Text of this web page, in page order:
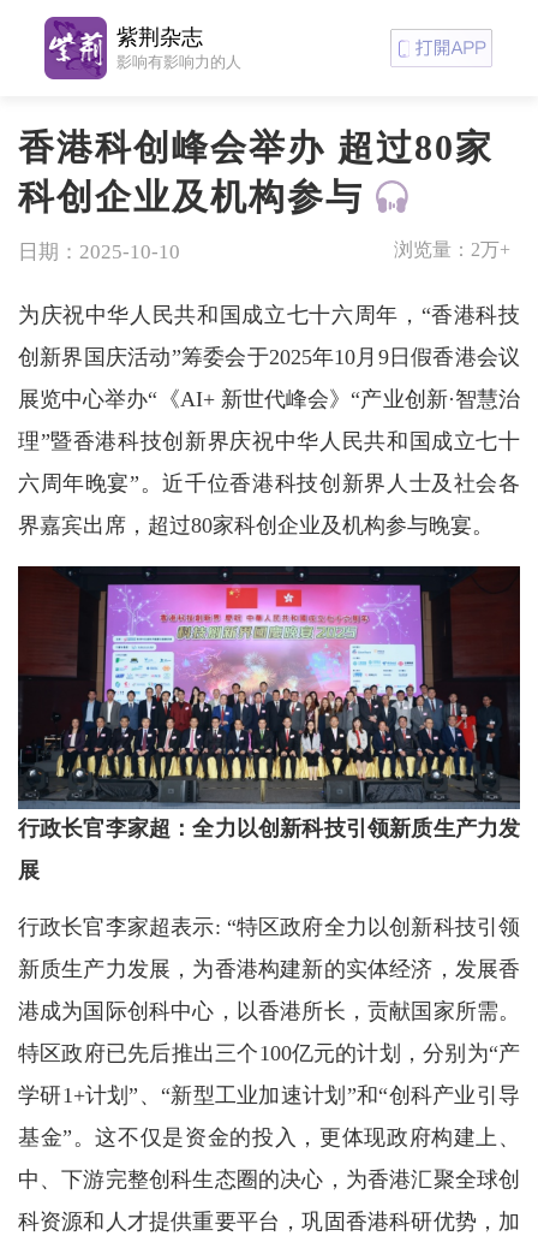
香港科创峰会举办 超过80家
科创企业及机构参与
日期：2025-10-10 浏览量： 2万+
为庆祝中华人民共和国成立七十六周年，“香港科技
创新界国庆活动”筹委会于2025年10月9日假香港会议
展览中心举办“《AI+ 新世代峰会》“产业创新·智慧治
理”暨香港科技创新界庆祝中华人民共和国成立七十
六周年晚宴”。近千位香港科技创新界人士及社会各
界嘉宾出席，超过80家科创企业及机构参与晚宴。
行政长官李家超：全力以创新科技引领新质生产力发
展
行政长官李家超表示: “特区政府全力以创新科技引领
新质生产力发展，为香港构建新的实体经济，发展香
港成为国际创科中心，以香港所长，贡献国家所需。
特区政府已先后推出三个100亿元的计划，分别为“产
学研1+计划”、“新型工业加速计划”和“创科产业引导
基金”。这不仅是资金的投入，更体现政府构建上、
中、下游完整创科生态圈的决心，为香港汇聚全球创
科资源和人才提供重要平台，巩固香港科研优势，加
紫荆杂志
影响有影响力的人